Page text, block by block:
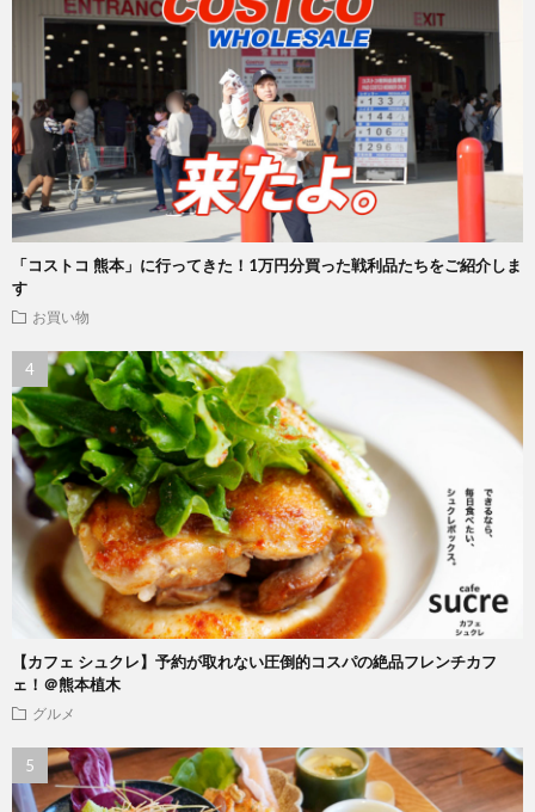
「コストコ 熊本」に行ってきた！1万円分買った戦利品たちをご紹介しま
す
お買い物
【カフェ シュクレ】予約が取れない圧倒的コスパの絶品フレンチカフ
ェ！＠熊本植木
グルメ